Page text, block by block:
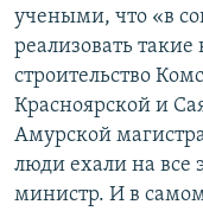
учеными, что «в
реализовать
строительство
Красноярской и
Амурской
люди ехали на все
министр. И в